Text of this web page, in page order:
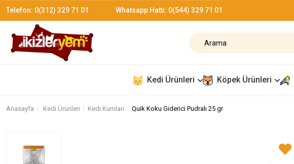
Telefon: 0(312) 329 71 01 Whatsapp Hattı: 0(544) 329 71 01
Kedi Ürünleri Köpek Ürünleri
Anasayfa Kedi Ürünleri Kedi Kumları Quik Koku Giderici Pudralı 25 gr